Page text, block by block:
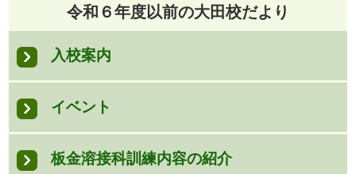
令和６年度以前の大田校だより
入校案内
イベント
板金溶接科訓練内容の紹介